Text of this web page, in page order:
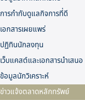
การกำกับดูแลกิจการที่ดี
เอกสารเผยแพร่
ปฏิทินนักลงทุน
เว็บแคสต์และเอกสารนำเสนอ
ข้อมูลนักวิเคราะห์
ข่าวแจ้งตลาดหลักทรัพย์